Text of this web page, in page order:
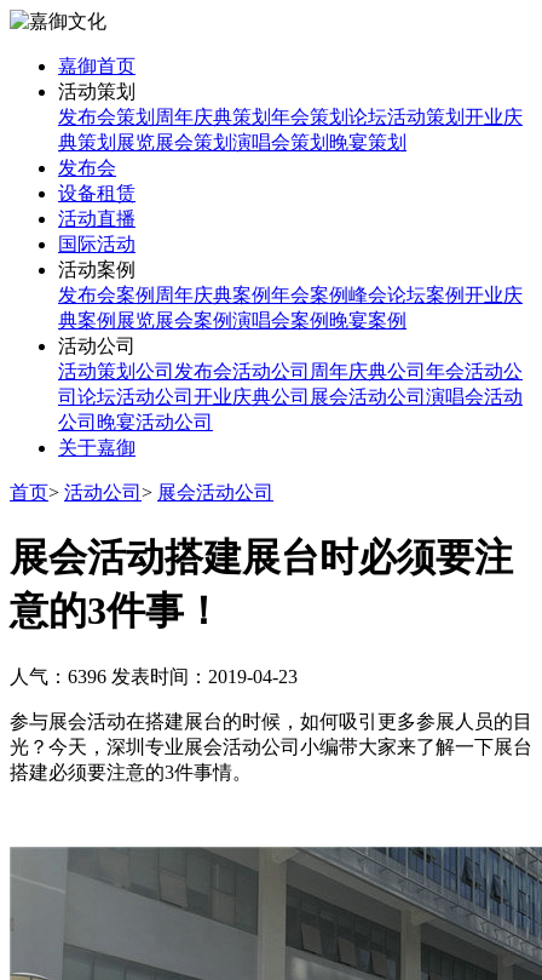
嘉御首页
活动策划
发布会策划 周年庆典策划 年会策划 论坛活动策划 开业庆
典策划 展览展会策划 演唱会策划 晚宴策划
发布会
设备租赁
活动直播
国际活动
活动案例
发布会案例 周年庆典案例年会案例峰会论坛案例开业庆
典案例 展览展会案例演唱会案例 晚宴案例
活动公司
活动策划公司 发布会活动公司 周年庆典公司 年会活动公
司 论坛活动公司 开业庆典公司 展会活动公司 演唱会活动
公司 晚宴活动公司
关于嘉御
首页> 活动公司 > 展会活动公司
展会活动搭建展台时必须要注
意的3件事！
人气：6396 发表时间：2019-04-23
参与展会活动在搭建展台的时候，如何吸引更多参展人员的目
光？今天，深圳专业展会活动公司小编带大家来了解一下展台
搭建必须要注意的3件事情。